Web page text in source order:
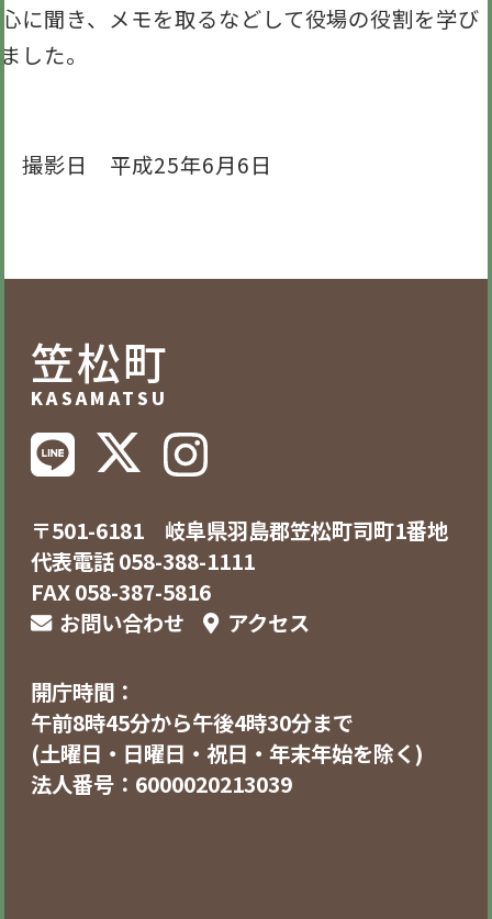
心に聞き、メモを取るなどして役場の役割を学び
ました。
撮影日 平成25年6月6日
笠松町
KASAMATSU
〒501-6181 岐阜県羽島郡笠松町司町1番地
代表電話 058-388-1111
FAX 058-387-5816
お問い合わせ
アクセス
開庁時間：
午前8時45分から午後4時30分まで
(土曜日・日曜日・祝日・年末年始を除く)
法人番号：6000020213039